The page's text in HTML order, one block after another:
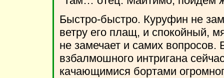
Быстро-быстро. Куруфин не
ветру его плащ, и спокойный,
не замечает и самих
взбалмошного интригана
качающимися бортами